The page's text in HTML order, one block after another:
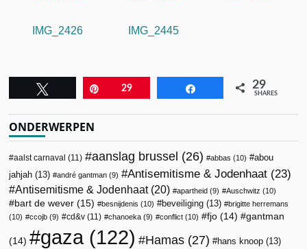
IMG_2426 IMG_2445
Pin29 29
SHARES
ONDERWERPEN
aalst carnaval (11) aanslag brussel (26) abbas (10)
abou
jahjah (13) andré gantman (9) Antisemitisme & Jodenhaat (23)
Antisemitisme & Jodenhaat(20) apartheid (9) Auschwitz (10)
bart de wever (15) besnijdenis (10) beveiliging (13)
brigitte herremans
(10)
ccojb (9) cd&v (11) chanoeka (9) conflict (10) fjo (14) gantman
(14) gaza (122) Hamas (27) hans knoop (13)